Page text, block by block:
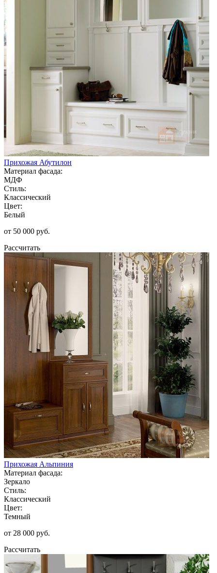
Прихожая Абутилон
Материал фасада:
МДФ
Стиль:
Классический
Цвет:
Белый
от 50 000 руб.
Рассчитать
Прихожая Альпиния
Материал фасада:
Зеркало
Стиль:
Классический
Цвет:
Темный
от 28 000 руб.
Рассчитать